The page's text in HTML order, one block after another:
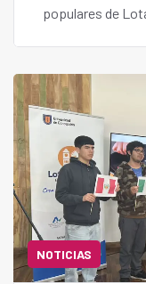
populares de
NOTICIAS